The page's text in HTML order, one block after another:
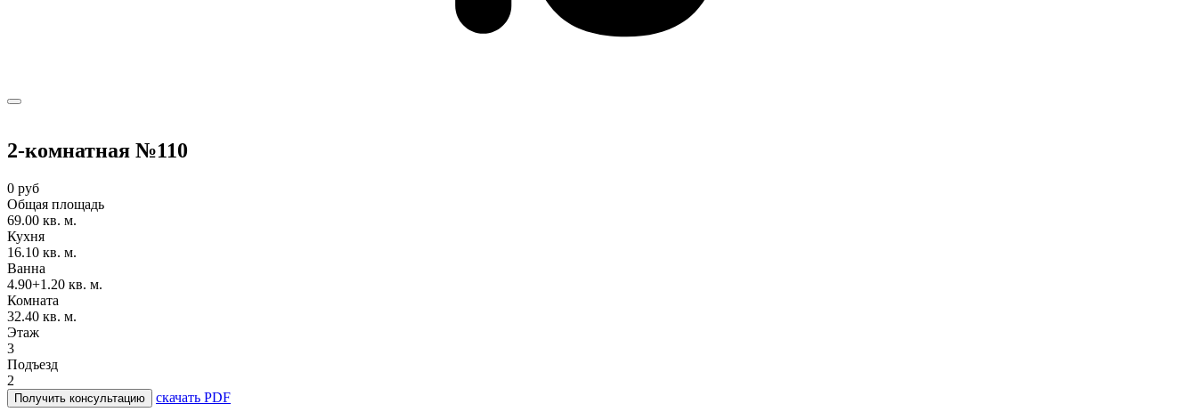
2-комнатная №110
0 руб
Общая площадь
69.00 кв. м.
Кухня
16.10 кв. м.
Ванна
4.90+1.20 кв. м.
Комната
32.40 кв. м.
Этаж
3
Подъезд
2
Получить консультацию скачать PDF